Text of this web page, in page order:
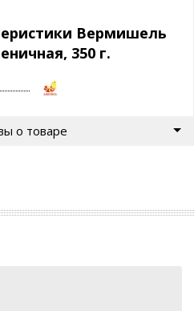
жир;
кишечника;
Вермишель
350 г.
о товаре